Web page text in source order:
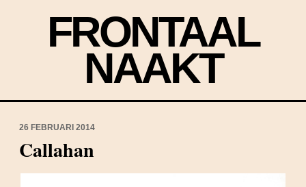
FRONTAAL
NAAKT
26 FEBRUARI 2014
Callahan